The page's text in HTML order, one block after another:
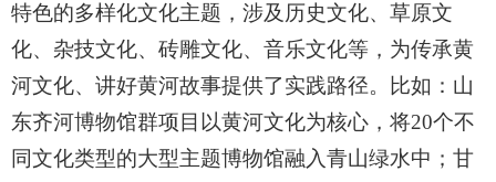
特色的多样化文化主题，涉及历史文化、草原文
化、杂技文化、砖雕文化、音乐文化等，为传承黄
河文化、讲好黄河故事提供了实践路径。比如：山
东齐河博物馆群项目以黄河文化为核心，将20个不
同文化类型的大型主题博物馆融入青山绿水中；甘